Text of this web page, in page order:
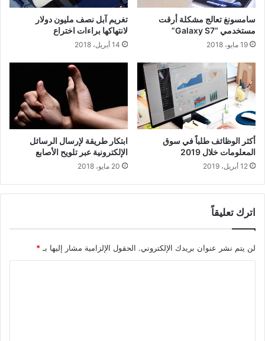
سامسونغ تعالج مشكلة أرقت
مستخدمي “Galaxy S7”
19 مايو، 2018
تغريم آبل نصف مليون دولار
لانتهاكها براءات اختراع
14 أبريل، 2018
أكثر الوظائف طلباً في سوق
المعلومات خلال 2019
12 أبريل، 2019
ابتكار طريقة لإرسال الرسائل
الإلكترونية عبر تلويح الأصابع
20 مايو، 2018
اترك تعليقاً
لن يتم نشر عنوان بريدك الإلكتروني. الحقول الإلزامية مشار إليها بـ *